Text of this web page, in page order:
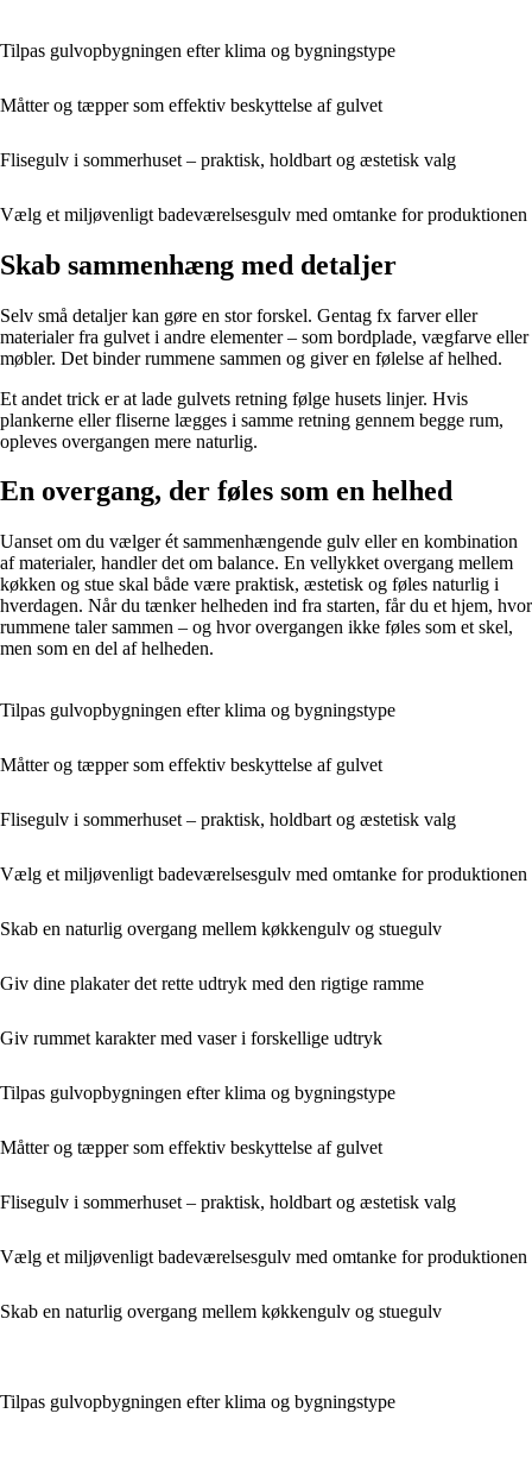
Tilpas gulvopbygningen efter klima og bygningstype
Måtter og tæpper som effektiv beskyttelse af gulvet
Flisegulv i sommerhuset – praktisk, holdbart og æstetisk valg
Vælg et miljøvenligt badeværelsesgulv med omtanke for produktionen
Skab sammenhæng med detaljer
Selv små detaljer kan gøre en stor forskel. Gentag fx farver eller
materialer fra gulvet i andre elementer – som bordplade, vægfarve eller
møbler. Det binder rummene sammen og giver en følelse af helhed.
Et andet trick er at lade gulvets retning følge husets linjer. Hvis
plankerne eller fliserne lægges i samme retning gennem begge rum,
opleves overgangen mere naturlig.
En overgang, der føles som en helhed
Uanset om du vælger ét sammenhængende gulv eller en kombination
af materialer, handler det om balance. En vellykket overgang mellem
køkken og stue skal både være praktisk, æstetisk og føles naturlig i
hverdagen. Når du tænker helheden ind fra starten, får du et hjem, hvor
rummene taler sammen – og hvor overgangen ikke føles som et skel,
men som en del af helheden.
Tilpas gulvopbygningen efter klima og bygningstype
Måtter og tæpper som effektiv beskyttelse af gulvet
Flisegulv i sommerhuset – praktisk, holdbart og æstetisk valg
Vælg et miljøvenligt badeværelsesgulv med omtanke for produktionen
Skab en naturlig overgang mellem køkkengulv og stuegulv
Giv dine plakater det rette udtryk med den rigtige ramme
Giv rummet karakter med vaser i forskellige udtryk
Tilpas gulvopbygningen efter klima og bygningstype
Måtter og tæpper som effektiv beskyttelse af gulvet
Flisegulv i sommerhuset – praktisk, holdbart og æstetisk valg
Vælg et miljøvenligt badeværelsesgulv med omtanke for produktionen
Skab en naturlig overgang mellem køkkengulv og stuegulv
Tilpas gulvopbygningen efter klima og bygningstype